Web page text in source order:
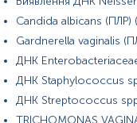
Протягом 3-х діб перед
спринцювання,
свічок, мазей,
трансвагінальне УЗД.
реєстрації ПДОМ, щоб
коливань.
Candida albicans (ПЛР)
Gardnerella vaginalis
ДНК
ДНК Staphylococcus
ДНК Streptococcus